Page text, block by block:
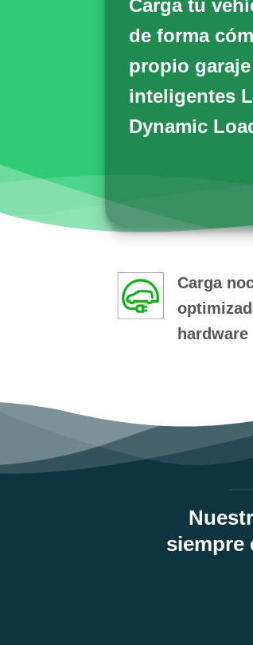
Carga tu
de forma
propio
inteligentes
Dynamic
Carga
hardware
siempre